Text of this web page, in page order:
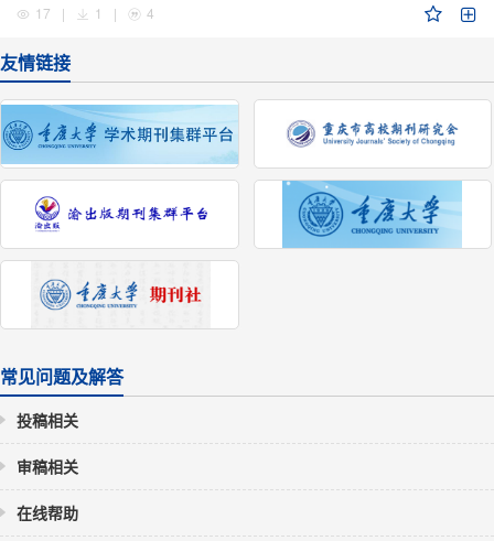
17
| 1 | 4
友情链接
常见问题及解答
投稿相关
审稿相关
在线帮助